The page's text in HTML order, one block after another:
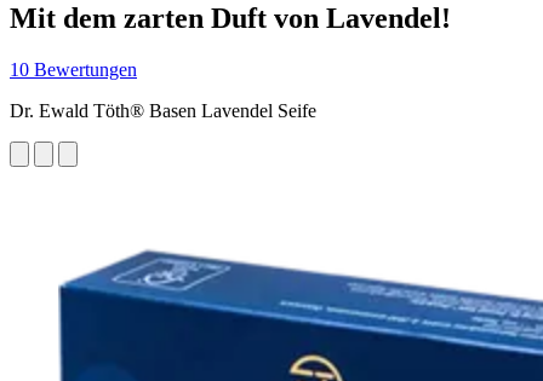
Mit dem zarten Duft von Lavendel!
10 Bewertungen
Dr. Ewald Töth® Basen Lavendel Seife